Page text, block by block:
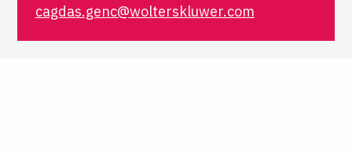
cagdas.genc@wolterskluwer.com